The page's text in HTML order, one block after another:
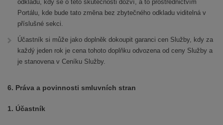
odkladu, kdy se o této skutečnosti dozví, a to prostřednictvím
Portálu, kde bude tato změna bez zbytečného odkladu viditelná v
příslušné sekci.
Účastník si může jako doplněk dokoupit garanci cen Služby, kdy za
každý jeden rok je cena tohoto doplňku odvozena od ceny Služby a
je stanovena v Ceníku Služby.
6. Práva a povinnosti smluvních stran
1. Účastník